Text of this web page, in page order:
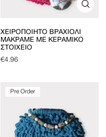
ΧΕΙΡΟΠΟΊΗΤΟ ΒΡΑΧΙΌΛΙ
ΜΑΚΡΑΜΈ ΜΕ ΚΕΡΑΜΙΚΌ
ΣΤΟΙΧΕΊΟ
€4.96
Pre Order